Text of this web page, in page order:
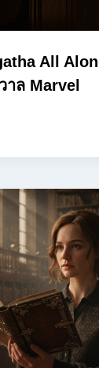
All
ล Marvel